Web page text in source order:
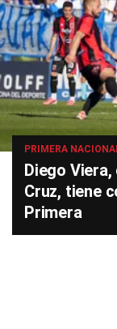
PRIMERA
Diego
Cruz, tiene
Primera